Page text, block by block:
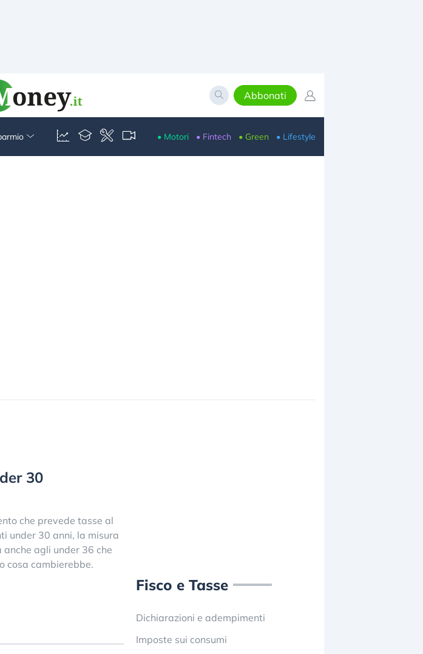
Abbonati
• Motori • Fintech • Green • Lifestyle
30
che prevede tasse al
under 30 anni, la misura
agli under 36 che
cosa cambierebbe.
Fisco e Tasse
Dichiarazioni e adempimenti
Imposte sui consumi